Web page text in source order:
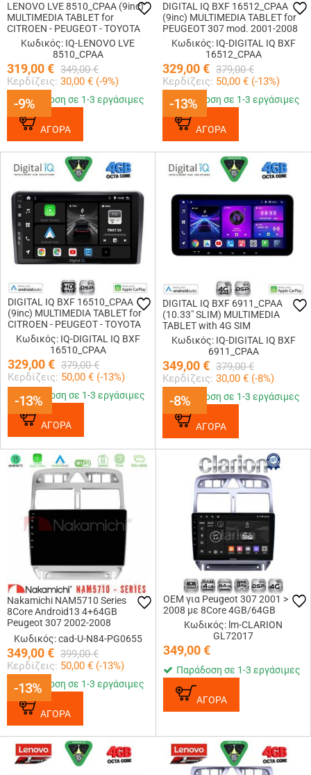
-9%
LENOVO LVE 8510_CPAA (9inc)
MULTIMEDIA TABLET for
CITROEN - PEUGEOT - TOYOTA
Κωδικός: IQ-LENOVO LVE
8510_CPAA
319,00€ 349,00 €
Κερδίζεις: 30,00 € (-9%)
-9%
Παράδοση σε 1-3 εργάσιμες
ΑΓΟΡΑ
-13%
DIGITAL IQ BXF 16512_CPAA
(9inc) MULTIMEDIA TABLET for
PEUGEOT 307 mod. 2001-2008
Κωδικός: IQ-DIGITAL IQ BXF
16512_CPAA
329,00€ 379,00 €
Κερδίζεις: 50,00 € (-13%)
-13%
Παράδοση σε 1-3 εργάσιμες
ΑΓΟΡΑ
-13%
DIGITAL IQ BXF 16510_CPAA
(9inc) MULTIMEDIA TABLET for
CITROEN - PEUGEOT - TOYOTA
Κωδικός: IQ-DIGITAL IQ BXF
16510_CPAA
329,00€ 379,00 €
Κερδίζεις: 50,00 € (-13%)
-13%
Παράδοση σε 1-3 εργάσιμες
ΑΓΟΡΑ
-8%
DIGITAL IQ BXF 6911_CPAA
(10.33" SLIM) MULTIMEDIA
TABLET with 4G SIM
Κωδικός: IQ-DIGITAL IQ BXF
6911_CPAA
349,00€ 379,00 €
Κερδίζεις: 30,00 € (-8%)
-8%
Παράδοση σε 1-3 εργάσιμες
ΑΓΟΡΑ
-13%
Nakamichi NAM5710 Series
8Core Android13 4+64GB
Peugeot 307 2002-2008
Navigation Multimedia Tablet 9
Κωδικός: cad-U-N84-PG0655
349,00€ 399,00 €
Κερδίζεις: 50,00 € (-13%)
-13%
Παράδοση σε 1-3 εργάσιμες
ΑΓΟΡΑ
OEM για Peugeot 307 2001 >
2008 με 8Core 4GB/64GB
Κωδικός: lm-CLARION
GL72017
349,00€
Παράδοση σε 1-3 εργάσιμες
ΑΓΟΡΑ